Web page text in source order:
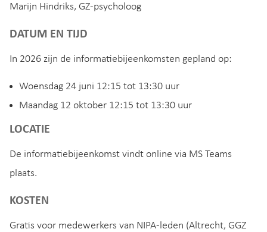
Marijn Hindriks, GZ-psycholoog
DATUM EN TIJD
In 2026 zijn de informatiebijeenkomsten gepland op:
Woensdag 24 juni 12:15 tot 13:30 uur
Maandag 12 oktober 12:15 tot 13:30 uur
LOCATIE
De informatiebijeenkomst vindt online via MS Teams
plaats.
KOSTEN
Gratis voor medewerkers van NIPA-leden (Altrecht, GGZ